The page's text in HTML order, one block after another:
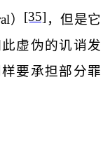
） [35] ，但是它
虚伪的讥诮发
要承担部分罪